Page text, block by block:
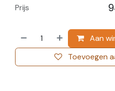
Aan
Toevoegen
Prijs